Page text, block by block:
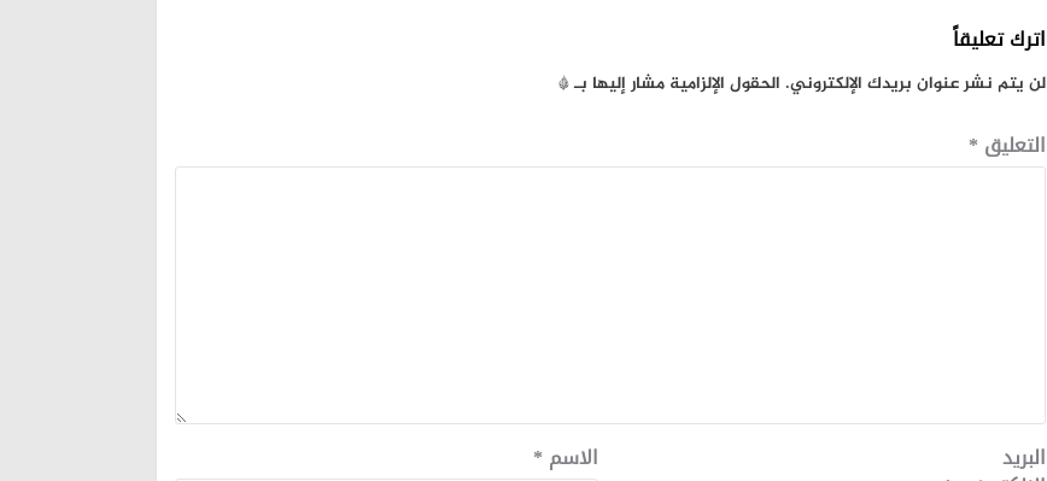
اترك تعليقاً
لن يتم نشر عنوان بريدك الإلكتروني. الحقول الإلزامية مشار إليها بـ*
التعليق *
الاسم * البريد